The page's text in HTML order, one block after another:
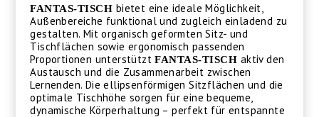
FANTAS-TISCH bietet eine ideale Möglichkeit,
Außenbereiche funktional und zugleich einladend zu
gestalten. Mit organisch geformten Sitz- und
Tischflächen sowie ergonomisch passenden
Proportionen unterstütztFANTAS-TISCH aktiv den
Austausch und die Zusammenarbeit zwischen
Lernenden. Die ellipsenförmigen Sitzflächen und die
optimale Tischhöhe sorgen für eine bequeme,
dynamische Körperhaltung – perfekt für entspannte